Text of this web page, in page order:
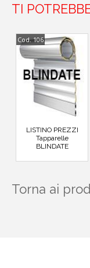
TI
Cod. 106
LISTINO PREZZI
Tapparelle
BLINDATE
Torna ai